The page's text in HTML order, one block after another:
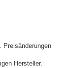
. Preisänderungen
Hersteller.